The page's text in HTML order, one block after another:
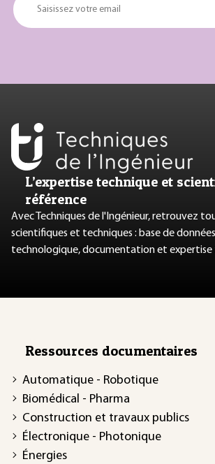
Saisissez votre email
L’expertise technique et
référence
Avec Techniques de l'Ingénieur, retrouvez
scientifiques et techniques : base de
technologique, documentation et expertise
Ressources documentaires
Automatique - Robotique
Biomédical - Pharma
Construction et travaux publics
Électronique - Photonique
Énergies